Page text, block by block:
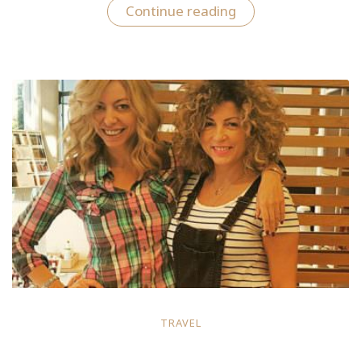
Continue reading“Super
διαγωνισμός:
θα
κερδίσει
μία
ημέρα
στο
κομμωτήριο
Brush
για
ένα
make
over”!”
TRAVEL